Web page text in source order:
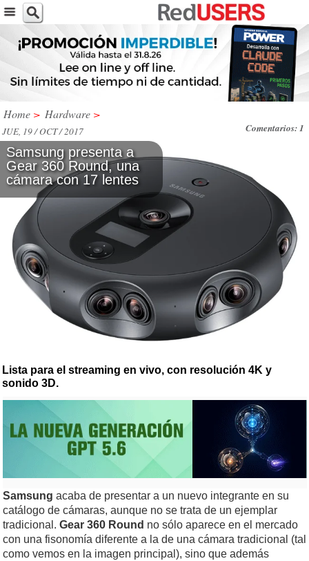
Home > Hardware >
Comentarios: 1
JUE, 19 / OCT / 2017
Samsung presenta a
Gear 360 Round, una
cámara con 17 lentes
Lista para el streaming en vivo, con resolución 4K y
sonido 3D.
Samsung acaba de presentar a un nuevo integrante en su
catálogo de cámaras, aunque no se trata de un ejemplar
tradicional. Gear 360 Round no sólo aparece en el mercado
con una fisonomía diferente a la de una cámara tradicional (tal
como vemos en la imagen principal), sino que además